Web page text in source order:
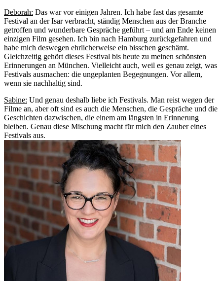
Deborah: Das war vor einigen Jahren. Ich habe fast das gesamte
Festival an der Isar verbracht, ständig Menschen aus der Branche
getroffen und wunderbare Gespräche geführt – und am Ende keinen
einzigen Film gesehen. Ich bin nach Hamburg zurückgefahren und
habe mich deswegen ehrlicherweise ein bisschen geschämt.
Gleichzeitig gehört dieses Festival bis heute zu meinen schönsten
Erinnerungen an München. Vielleicht auch, weil es genau zeigt, was
Festivals ausmachen: die ungeplanten Begegnungen. Vor allem,
wenn sie nachhaltig sind.
Sabine: Und genau deshalb liebe ich Festivals. Man reist wegen der
Filme an, aber oft sind es auch die Menschen, die Gespräche und die
Geschichten dazwischen, die einem am längsten in Erinnerung
bleiben. Genau diese Mischung macht für mich den Zauber eines
Festivals aus.